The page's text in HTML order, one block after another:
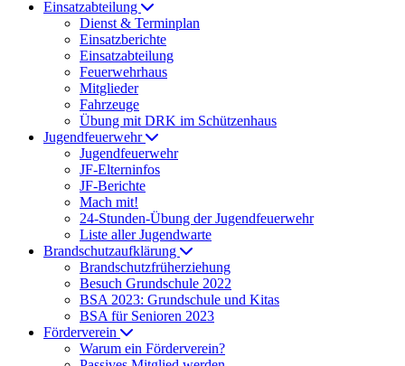
Einsatzabteilung
Dienst & Terminplan
Einsatzberichte
Einsatzabteilung
Feuerwehrhaus
Mitglieder
Fahrzeuge
Übung mit DRK im Schützenhaus
Jugendfeuerwehr
Jugendfeuerwehr
JF-Elterninfos
JF-Berichte
Mach mit!
24-Stunden-Übung der Jugendfeuerwehr
Liste aller Jugendwarte
Brandschutzaufklärung
Brandschutzfrüherziehung
Besuch Grundschule 2022
BSA 2023: Grundschule und Kitas
BSA für Senioren 2023
Förderverein
Warum ein Förderverein?